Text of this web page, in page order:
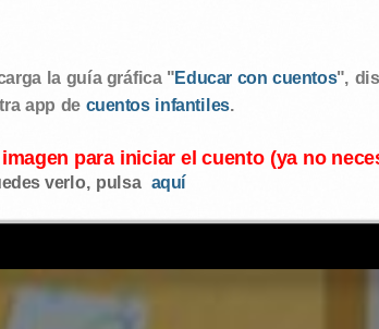
la guía gráfica "Educar con cuentos",
app de cuentos infantiles.
para iniciar el cuento (ya no
verlo, pulsa aquí